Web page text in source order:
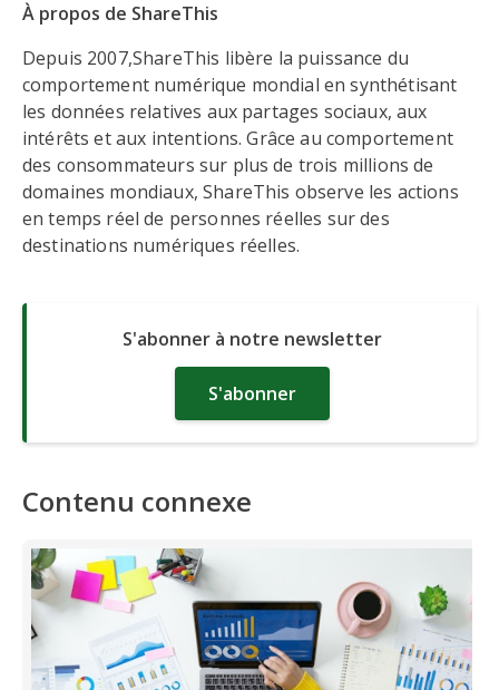
À propos de ShareThis
Depuis 2007,ShareThis libère la puissance du
comportement numérique mondial en synthétisant
les données relatives aux partages sociaux, aux
intérêts et aux intentions. Grâce au comportement
des consommateurs sur plus de trois millions de
domaines mondiaux, ShareThis observe les actions
en temps réel de personnes réelles sur des
destinations numériques réelles.
S'abonner à notre newsletter
S'abonner
Contenu connexe